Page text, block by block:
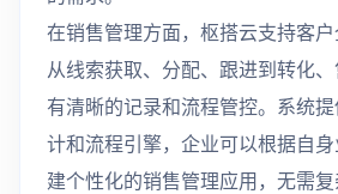
在销售管理方面，枢搭云支持客户
从线索获取、分配、跟进到转化
有清晰的记录和流程管控。系统
计和流程引擎，企业可以根据自
建个性化的销售管理应用，无需复